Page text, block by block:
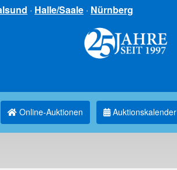
· Halle/Saale · Nürnberg
Online-Auktionen Auktionskalender